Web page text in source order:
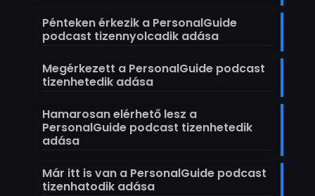
Pénteken érkezik a PersonalGuide
podcast tizennyolcadik adása
Megérkezett a PersonalGuide podcast
tizenhetedik adása
Hamarosan elérhető lesz a
PersonalGuide podcast tizenhetedik
adása
Már itt is van a PersonalGuide podcast
tizenhatodik adása